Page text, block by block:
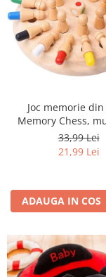
Joc memorie
Memory Chess,
33,99 Lei
21,99 Lei
ADAUGA IN COS